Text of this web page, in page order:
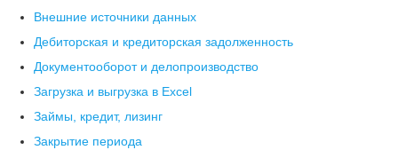
Внешние источники данных
Дебиторская и кредиторская задолженность
Документооборот и делопроизводство
Загрузка и выгрузка в Excel
Займы, кредит, лизинг
Закрытие периода